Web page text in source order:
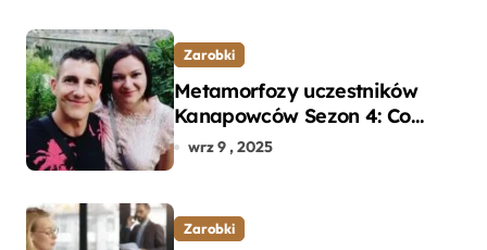
Zarobki
Metamorfozy uczestników
Kanapowców Sezon 4: Co
naprawdę zaskoczyło
wrz 9 , 2025
Zarobki